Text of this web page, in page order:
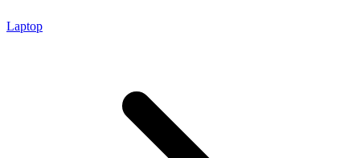
Laptop